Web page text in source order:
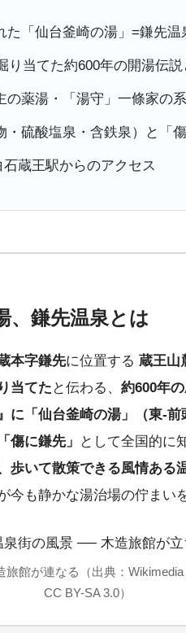
た「仙台釜崎の湯」=鎌先
り当てた約600年の開湯伝
の薬湯・「湯守」一條家の
・硫酸塩泉・含鉄泉）と「
蔵王駅からのアクセス
、鎌先温泉とは
本字鎌先に位置する 蔵王山
当てた と伝わる、 約600年
に「仙台釜崎の湯」（東-
傷に鎌先」 として全国的に
歩いて散策できる風情ある
今も静かな湯治場の佇まい
館が連なる（出典：
CC BY-SA 3.0）